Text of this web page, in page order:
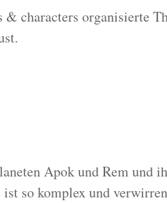
& characters organisierte
Apok und Rem und
so komplex und